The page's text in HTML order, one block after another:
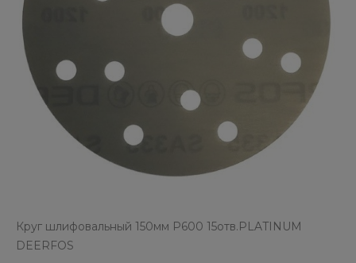
Круг шлифовальный 150мм Р600 15отв.PLATINUM
DEERFOS